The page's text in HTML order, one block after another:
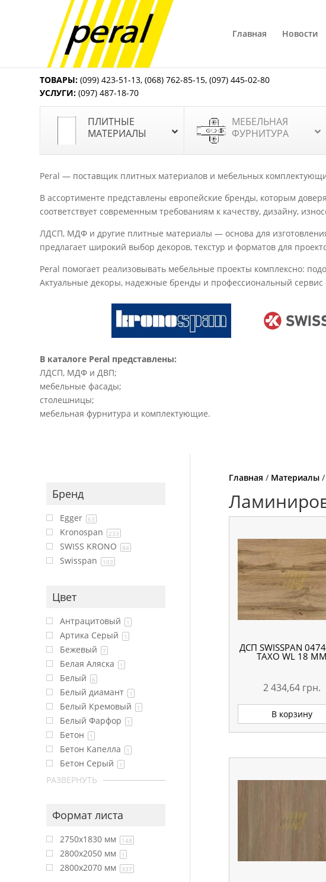
Главная Новости
ТОВАРЫ: (099) 423-51-13,(068) 762-85-15,(097) 445-02-80
УСЛУГИ: (097) 487-18-70
ПЛИТНЫЕ
МАТЕРИАЛЫ
МЕБЕЛЬНАЯ
ФУРНИТУРА
Peral — поставщик плитных материалов и мебельных
В ассортименте представлены европейские бренды, которым
соответствует современным требованиям к качеству, дизайну,
ЛДСП, МДФ и другие плитные материалы — основа для
предлагает широкий выбор декоров, текстур и форматов для
Peral помогает реализовывать мебельные проекты комплексно:
Актуальные декоры, надежные бренды и профессиональный
В каталоге Peral представлены:
ЛДСП, МДФ и ДВП;
мебельные фасады;
столешницы;
мебельная фурнитура и комплектующие.
Главная / Материалы
ДСП SWISSPAN
ТАХО WL 18 ММ
2 434,64 грн.
В корзину
Бренд
Egger 63
Kronospan 233
SWISS KRONO 84
Swisspan 103
Цвет
Антрацитовый 1
Артика Серый 1
Бежевый 7
Белая Аляска 1
Белый 6
Белый диамант 1
Белый Кремовый 1
Белый Фарфор 1
Бетон 1
Бетон Капелла 1
Бетон Серый 1
РАЗВЕРНУТЬ
Формат листа
2750x1830 мм 148
2800x2050 мм 1
2800x2070 мм 337